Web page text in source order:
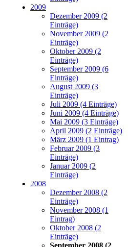
2009
Dezember 2009 (2
Einträge)
November 2009 (2
Einträge)
Oktober 2009 (2
Einträge)
September 2009 (6
Einträge)
August 2009 (3
Einträge)
Juli 2009 (4 Einträge)
Juni 2009 (4 Einträge)
Mai 2009 (3 Einträge)
April 2009 (2 Einträge)
März 2009 (1 Eintrag)
Februar 2009 (3
Einträge)
Januar 2009 (2
Einträge)
2008
Dezember 2008 (2
Einträge)
November 2008 (1
Eintrag)
Oktober 2008 (2
Einträge)
September 2008 (2